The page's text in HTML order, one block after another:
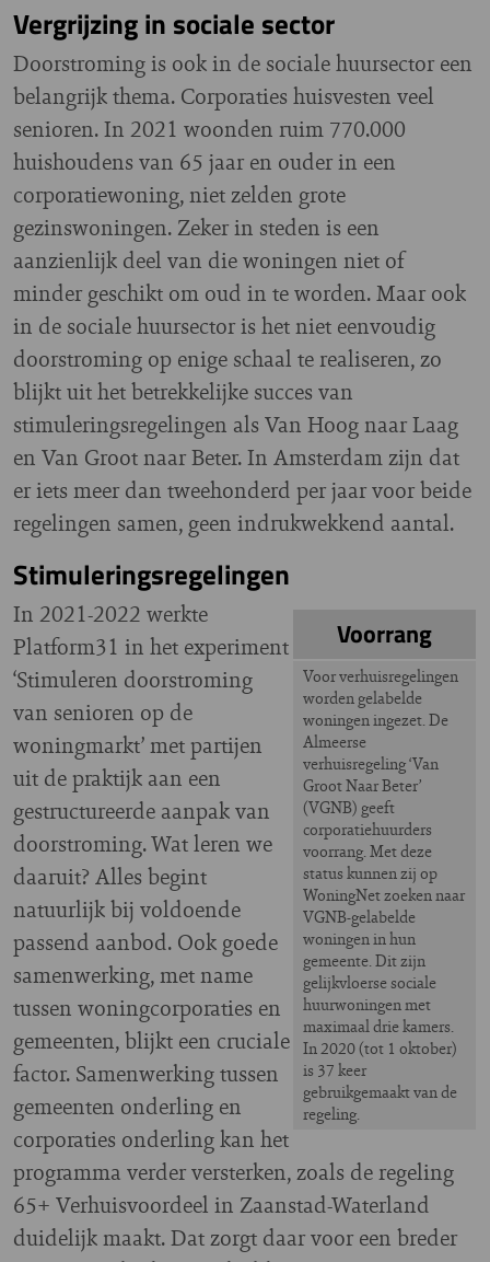
Vergrijzing in sociale sector
Doorstroming is ook in de sociale huursector een
belangrijk thema. Corporaties huisvesten veel
senioren. In 2021 woonden ruim 770.000
huishoudens van 65 jaar en ouder in een
corporatiewoning, niet zelden grote
gezinswoningen. Zeker in steden is een
aanzienlijk deel van die woningen niet of
minder geschikt om oud in te worden. Maar ook
in de sociale huursector is het niet eenvoudig
doorstroming op enige schaal te realiseren, zo
blijkt uit het betrekkelijke succes van
stimuleringsregelingen als Van Hoog naar Laag
en Van Groot naar Beter. In Amsterdam zijn dat
er iets meer dan tweehonderd per jaar voor beide
regelingen samen, geen indrukwekkend aantal.
Stimuleringsregelingen
Voorrang
Voor verhuisregelingen
worden gelabelde
woningen ingezet. De
Almeerse
verhuisregeling ‘Van
Groot Naar Beter’
(VGNB) geeft
corporatiehuurders
voorrang. Met deze
status kunnen zij op
WoningNet zoeken naar
VGNB-gelabelde
woningen in hun
gemeente. Dit zijn
gelijkvloerse sociale
huurwoningen met
maximaal drie kamers.
In 2020 (tot 1 oktober)
is 37 keer
gebruikgemaakt van de
regeling.
In 2021-2022 werkte
Platform31 in het experiment
‘Stimuleren doorstroming
van senioren op de
woningmarkt’ met partijen
uit de praktijk aan een
gestructureerde aanpak van
doorstroming. Wat leren we
daaruit? Alles begint
natuurlijk bij voldoende
passend aanbod. Ook goede
samenwerking, met name
tussen woningcorporaties en
gemeenten, blijkt een cruciale
factor. Samenwerking tussen
gemeenten onderling en
corporaties onderling kan het
programma verder versterken, zoals de regeling
65+ Verhuisvoordeel in Zaanstad-Waterland
duidelijk maakt. Dat zorgt daar voor een breder